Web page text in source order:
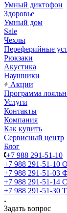
Умный диктофон
Здоровье
Умный дом
Sale
Чехлы
Переферийные
Рюкзаки
Акустика
Наушники
Акции
Программа
Услуги
Контакты
Компания
Как купить
Сервисный центр
Блог
+7 988 291-51-10
+7 988 291-51-10
+7 988 291-51-03
+7 988 291-51-14
+7 988 291-51-30
Задать вопрос